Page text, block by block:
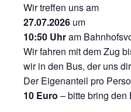
Wir treffen uns am
27.07.2026 um
10:50 Uhram
Wir fahren mit dem Zug
wir in den Bus, der uns
Der Eigenanteil pro
10 Euro – bitte bring den